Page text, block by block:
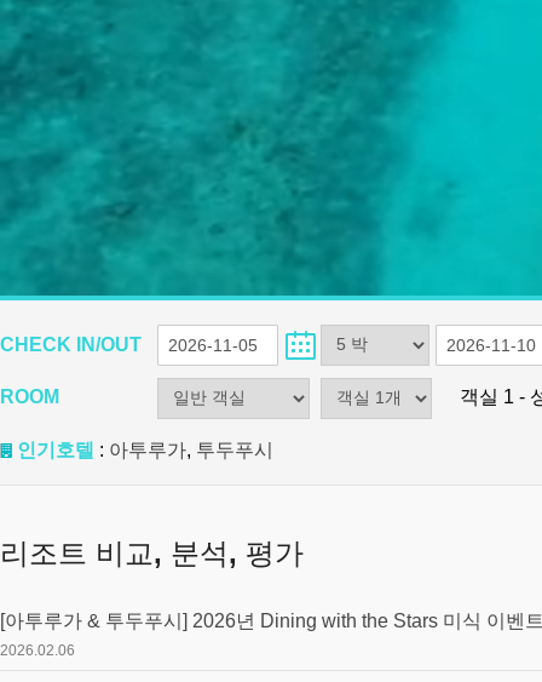
CHECK IN/OUT
ROOM 객실 1 -
인기호텔 : 아투루가, 투두푸시
리조트 비교, 분석, 평가
[아투루가 & 투두푸시] 2026년 Dining with the Stars 미식 이벤
2026.02.06